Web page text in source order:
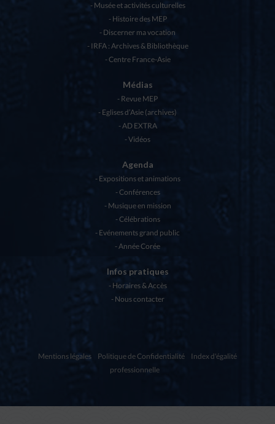
Musée et activités culturelles
Histoire des MEP
Discerner ma vocation
IRFA : Archives & Bibliothèque
Centre France-Asie
Médias
Revue MEP
Eglises d’Asie (archives)
AD EXTRA
Vidéos
Agenda
Expositions et animations
Conférences
Musique en mission
Célébrations
Evénements grand public
Année Corée
Infos pratiques
Horaires & Accès
Nous contacter
Mentions légales Politique de Confidentialité
Index d'égalité
professionnelle